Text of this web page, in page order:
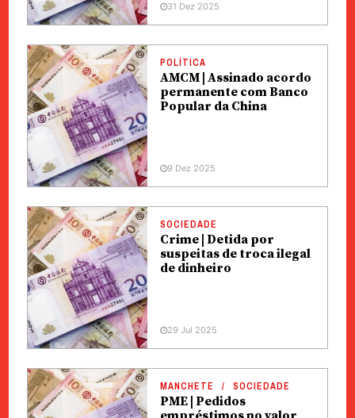
31 Dez 2025
POLÍTICA
AMCM | Assinado acordo
permanente com Banco
Popular da China
9 Dez 2025
SOCIEDADE
Crime | Detida por
suspeitas de troca ilegal
de dinheiro
29 Jul 2025
MANCHETE SOCIEDADE
PME | Pedidos